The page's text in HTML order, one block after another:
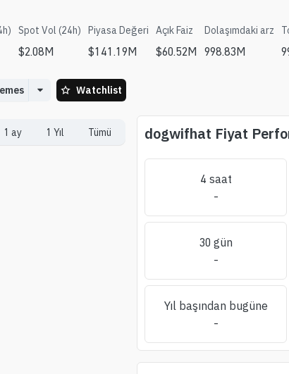
Spot Vol (24h)
$2.08M
Piyasa Değeri
$141.19M
Açık Faiz
$60.52M
Dolaşımdaki arz
998.83M
Watchlist
1 ay 1 Yıl Tümü dogwifhat Fiyat
4 saat
-
30 gün
-
Yıl başından bugüne
-